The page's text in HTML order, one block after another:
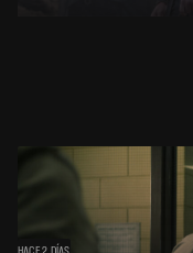
HACE 2 DÍAS